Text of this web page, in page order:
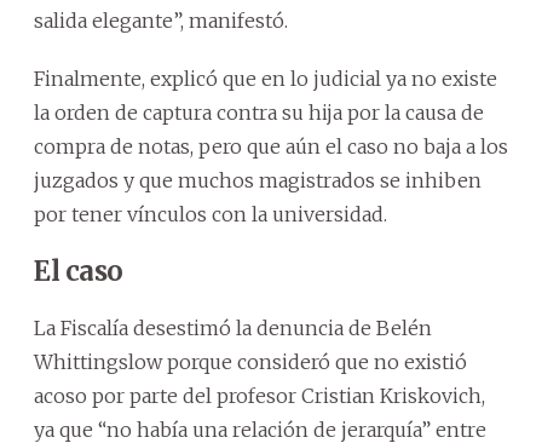
salida elegante”, manifestó.
Finalmente, explicó que en lo judicial ya no existe
la orden de captura contra su hija por la causa de
compra de notas, pero que aún el caso no baja a los
juzgados y que muchos magistrados se inhiben
por tener vínculos con la universidad.
El caso
La Fiscalía desestimó la denuncia de Belén
Whittingslow porque consideró que no existió
acoso por parte del profesor Cristian Kriskovich,
ya que “no había una relación de jerarquía” entre